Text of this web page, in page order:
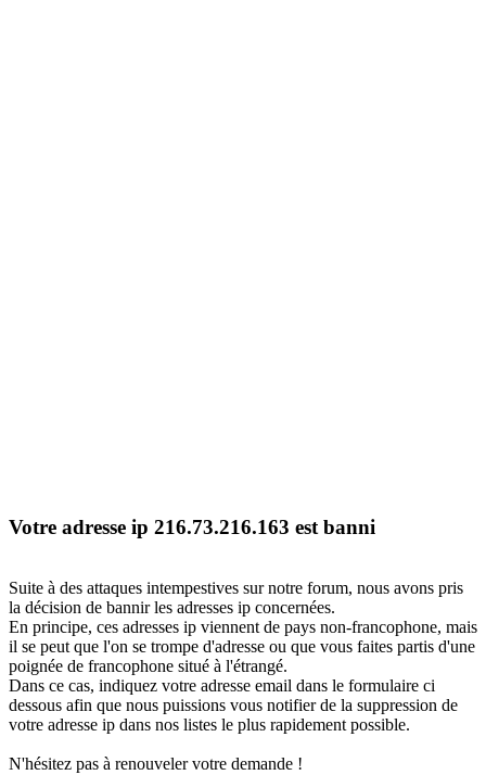
Votre adresse ip 216.73.216.163 est banni
Suite à des attaques intempestives sur notre forum, nous avons pris
la décision de bannir les adresses ip concernées.
En principe, ces adresses ip viennent de pays non-francophone, mais
il se peut que l'on se trompe d'adresse ou que vous faites partis d'une
poignée de francophone situé à l'étrangé.
Dans ce cas, indiquez votre adresse email dans le formulaire ci
dessous afin que nous puissions vous notifier de la suppression de
votre adresse ip dans nos listes le plus rapidement possible.
N'hésitez pas à renouveler votre demande !